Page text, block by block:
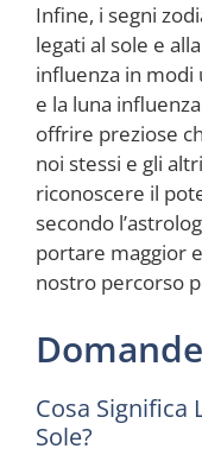
Infine, i segni
legati al sole e
influenza in modi
e la luna
offrire preziose
noi stessi e gli
riconoscere il
secondo
portare maggior
nostro percorso
Cosa Significa
Sole?